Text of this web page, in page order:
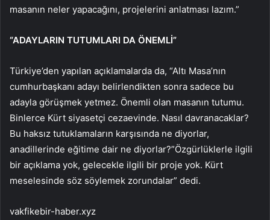
masanın neler yapacağını, projelerini anlatması lazım.”
“ADAYLARIN TUTUMLARI DA ÖNEMLİ”
Türkiye’den yapılan açıklamalarda da, “Altı Masa’nın
cumhurbaşkanı adayı belirlendikten sonra sadece bu
adayla görüşmek yetmez. Önemli olan masanın tutumu.
Binlerce Kürt siyasetçi cezaevinde. Nasıl davranacaklar?
Bu haksız tutuklamaların karşısında ne diyorlar,
anadillerinde eğitime dair ne diyorlar?”Özgürlüklerle ilgili
bir açıklama yok, gelecekle ilgili bir proje yok. Kürt
meselesinde söz söylemek zorundalar” dedi.
vakfikebir-haber.xyz